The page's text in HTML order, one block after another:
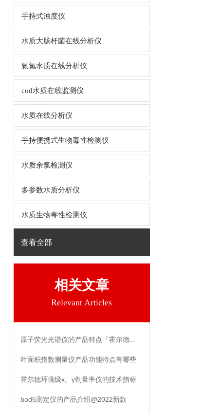
手持式浊度仪
水质大肠杆菌在线分析仪
氨氮水质在线分析仪
cod水质在线监测仪
水质在线分析仪
手持便携式生物毒性检测仪
水质余氯检测仪
多参数水质分析仪
水质生物毒性检测仪
查看全部
相关文章
Relevant Articles
叶面积指数测量仪产品功能特点有哪些
霍尔德环境级x、γ剂量率仪的技术指标
bod5测定仪的产品介绍@2022新款